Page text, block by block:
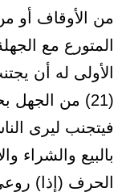
من الأوقاف أو
المتورع مع
الأولى له أن
(21) من الجهل
فيتجنب ليرى
بالبيع والشراء
الحرف (إذا)